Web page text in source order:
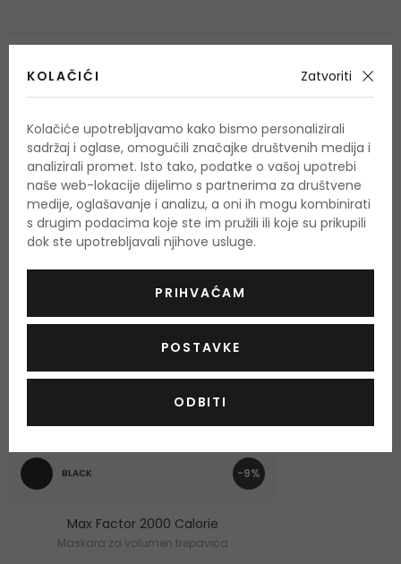
OSTALI PROIZVODI IZ ASORTIMANA
2000 Calorie
-10%. KOD: OUTLET10
-9%
BLACK
Max Factor 2000 Calorie
Maskara za volumen trepavica
KOLAČIĆI Zatvoriti
Kolačiće upotrebljavamo kako bismo personalizirali
sadržaj i oglase, omogućili značajke društvenih medija i
analizirali promet. Isto tako, podatke o vašoj upotrebi
naše web-lokacije dijelimo s partnerima za društvene
medije, oglašavanje i analizu, a oni ih mogu kombinirati
s drugim podacima koje ste im pružili ili koje su prikupili
dok ste upotrebljavali njihove usluge.
PRIHVAĆAM
POSTAVKE
ODBITI